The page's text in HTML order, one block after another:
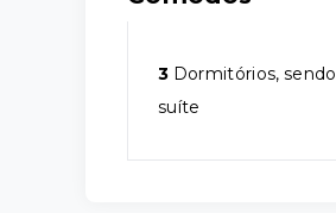
3 Dormitórios, sendo
suíte